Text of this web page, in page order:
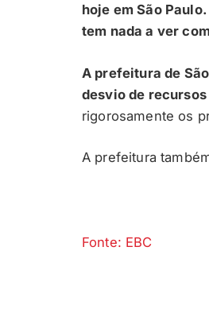
hoje em São
tem nada a ver
A prefeitura de
desvio de
rigorosamente os
A prefeitura
Fonte: EBC